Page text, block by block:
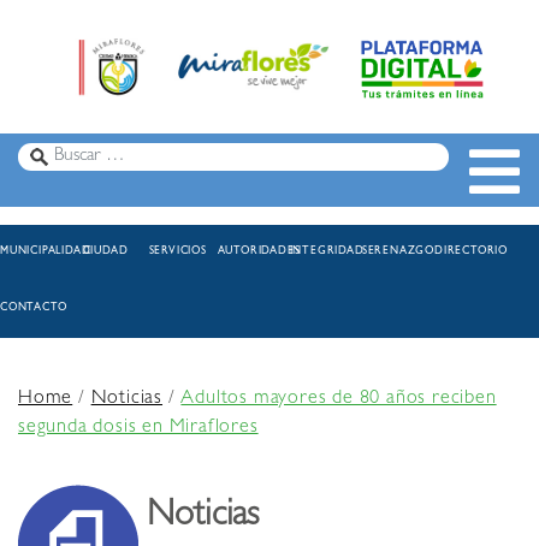
MUNICIPALIDADCIUDAD SERVICIOS AUTORIDADESINTEGRIDADSERENAZGODIRECTORIO
CONTACTO
Home/Noticias /Adultos mayores de 80 años reciben
segunda dosis en Miraflores
Noticias